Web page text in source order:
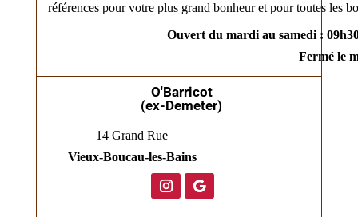
références pour votre plus grand bonheur et pour toutes les
Ouvert du mardi au samedi :
Fermé le
O'Barricot
(ex-Demeter)
14 Grand Rue
Vieux-Boucau-les-Bains